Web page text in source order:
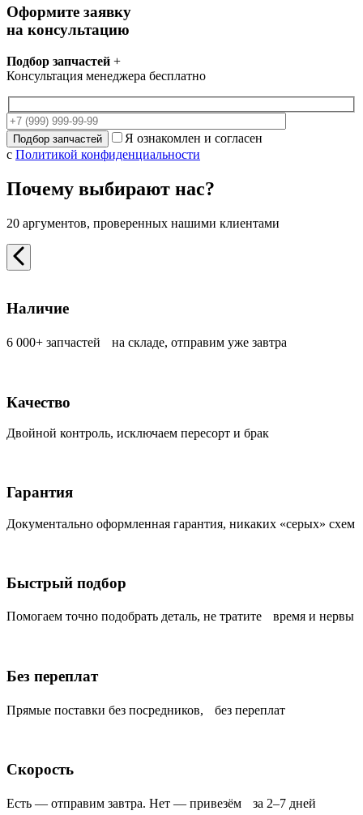
Оформите заявку
на консультацию
Подбор запчастей +
Консультация менеджера бесплатно
Я ознакомлен и согласен
с Политикой конфиденциальности
Почему выбирают нас?
20 аргументов, проверенных нашими клиентами
Наличие
6 000+ запчастей на складе, отправим уже завтра
Качество
Двойной контроль, исключаем пересорт и брак
Гарантия
Документально оформленная гарантия, никаких «серых» схем
Быстрый подбор
Помогаем точно подобрать деталь, не тратите время и нервы
Без переплат
Прямые поставки без посредников, без переплат
Скорость
Есть — отправим завтра. Нет — привезём за 2–7 дней